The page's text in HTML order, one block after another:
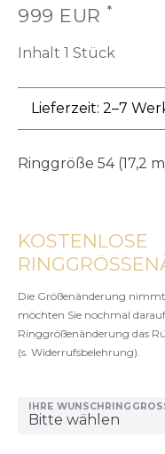
999 EUR *
Inhalt 1 Stück
Lieferzeit: 2–7
Ringgröße 54 (17,2
KOSTENLOSE
Die Größenänderung
möchten Sie nochmal
Ringgrößenänderung das
(s. Widerrufsbelehrung).
IHRE